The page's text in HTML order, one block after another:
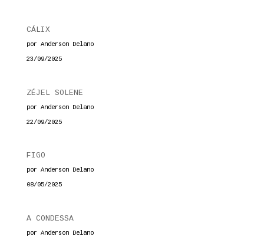
CÁLIX
por Anderson Delano
23/09/2025
ZÉJEL SOLENE
por Anderson Delano
22/09/2025
FIGO
por Anderson Delano
08/05/2025
A CONDESSA
por Anderson Delano